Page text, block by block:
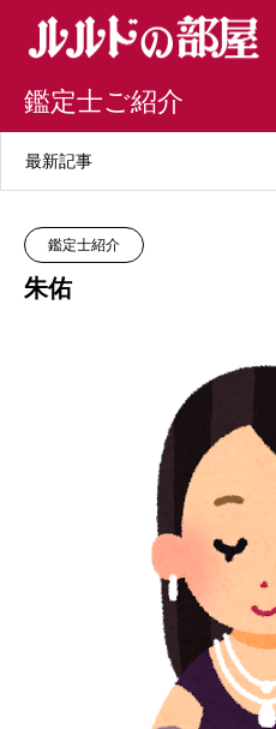
鑑定士ご紹介
最新記事
鑑定士紹介
朱佑